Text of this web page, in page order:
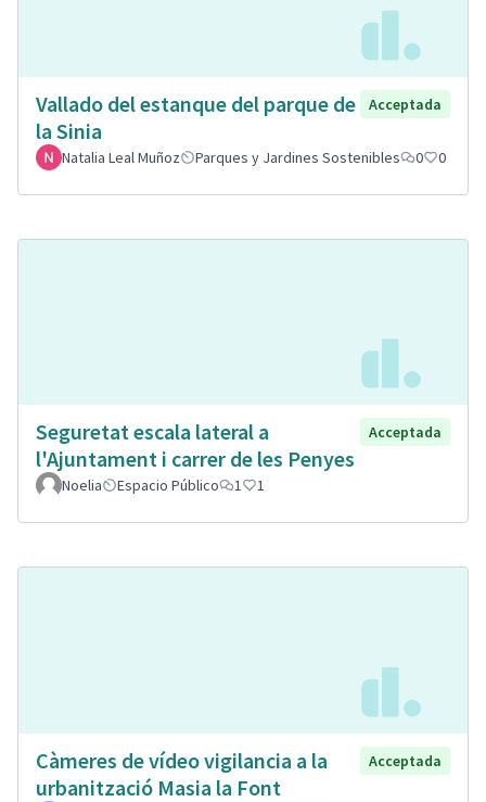
Vallado del estanque del parque de
la Sinia
Acceptada
Natalia Leal Muñoz Parques y Jardines Sostenibles 0 0
Seguretat escala lateral a
l'Ajuntament i carrer de les Penyes
Acceptada
Noelia Espacio Público 1 1
Càmeres de vídeo vigilancia a la
urbanització Masia la Font
Acceptada